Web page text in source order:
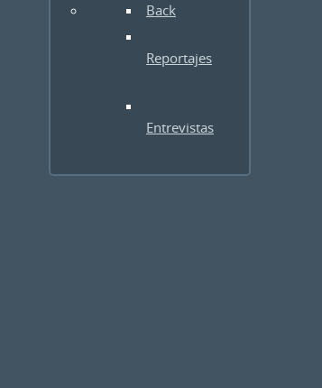
Back
Reportajes
Entrevistas